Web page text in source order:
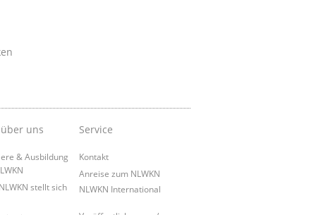
uns
& Ausbildung
stellt sich
Service
Kontakt
Anreise zum NLWKN
NLWKN International